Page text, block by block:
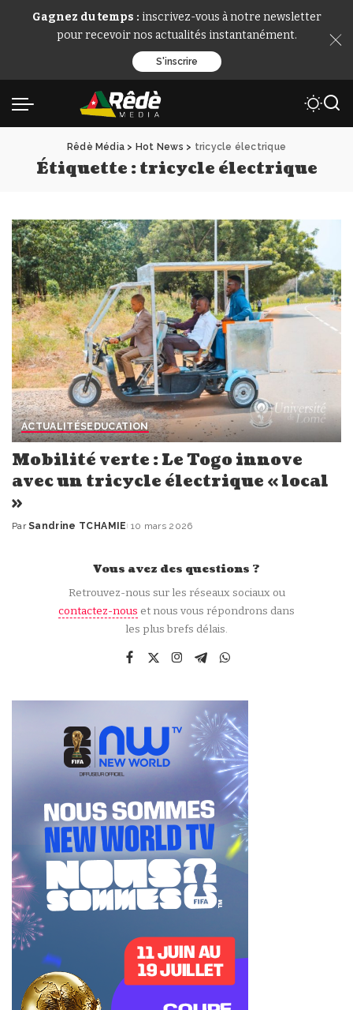
Gagnez du temps : inscrivez-vous à notre newsletter
pour recevoir nos actualités instantanément.
S'inscrire
Rêdè Média > Hot News > tricycle électrique
Étiquette :tricycle électrique
ACTUALITÉSEDUCATION
Mobilité verte : Le Togo innove
avec un tricycle électrique « local
»
Publié
Par Sandrine TCHAMIE 10 mars 2026
Vous avez des questions ?
Retrouvez-nous sur les réseaux sociaux ou
contactez-nous et nous vous répondrons dans
les plus brefs délais.